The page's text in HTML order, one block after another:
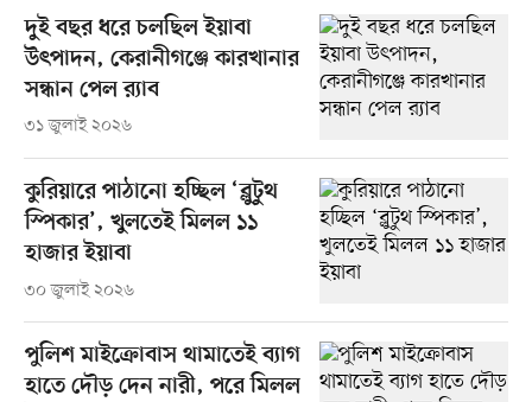
দুই বছর ধরে চলছিল ইয়াবা
উৎপাদন, কেরানীগঞ্জে কারখানার
সন্ধান পেল র‍্যাব
৩১ জুলাই ২০২৬
কুরিয়ারে পাঠানো হচ্ছিল ‘ব্লুটুথ
স্পিকার’, খুলতেই মিলল ১১
হাজার ইয়াবা
৩০ জুলাই ২০২৬
পুলিশ মাইক্রোবাস থামাতেই ব্যাগ
হাতে দৌড় দেন নারী, পরে মিলল